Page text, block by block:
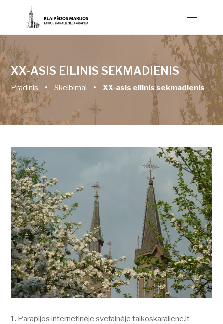
XX-ASIS EILINIS SEKMADIENIS
Pradinis • Skelbimai • XX-asis eilinis sekmadienis
Parapijos internetinėje svetainėje taikoskaraliene.lt